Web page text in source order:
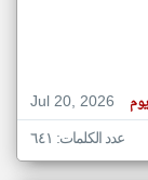
Jul 20, 2026
عدد الكلمات: ٦٤١